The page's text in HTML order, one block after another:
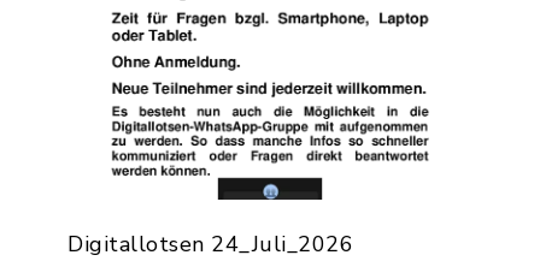
Digitallotsen 24_Juli_2026